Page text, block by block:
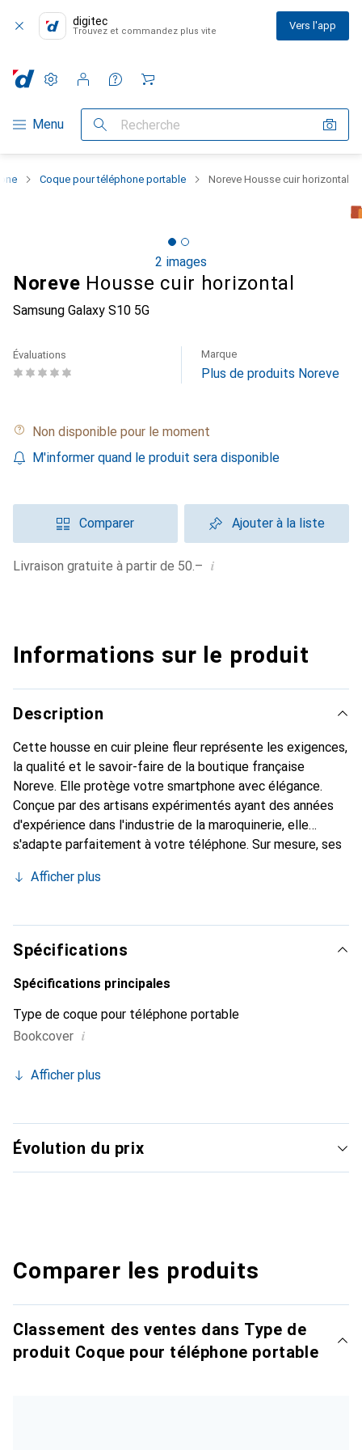
digitec
Trouvez et commandez plus vite Vers l'app
Navigation par catégorie
Menu Recherche
Paramètres
Compte client
Listes de comparaison
Listes d'envies
Panier
Coque pour téléphone portable Noreve Housse cuir horizontal
2 images
Noreve Housse cuir horizontal
Samsung Galaxy S10 5G
Évaluations Marque
Plus de produits Noreve
Non disponible pour le moment
M'informer quand le produit sera disponible
Comparer Ajouter à la liste
Livraison gratuite à partir de 50.– i
Informations sur le produit
Description
Cette housse en cuir pleine fleur représente les exigences,
la qualité et le savoir-faire de la boutique française
Noreve. Elle protège votre smartphone avec élégance.
Conçue par des artisans expérimentés ayant des années
d'expérience dans l'industrie de la maroquinerie, elle
s'adapte parfaitement à votre téléphone. Sur mesure, ses
devient un accessoire chic et indispensable pour votre
internationalement pour ses produits de haute qualité et
constitue un choix fiable pour une clientèle exigeante.
Afficher plus
Spécifications
Spécifications principales
Type de coque pour téléphone portable
Bookcover i
Afficher plus
Évolution du prix
Comparer les produits
Classement des ventes dans Type de
produit Coque pour téléphone portable